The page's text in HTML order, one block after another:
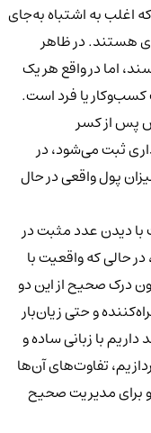
اغلب به اشتباه به‌جای
هستند. در ظاهر
اما در واقع هر یک
یا فرد است.
پس از کسر
ثبت می‌شود، در
پول واقعی در حال
دیدن عدد مثبت در
حالی که واقعیت با
درک صحیح از این دو
و حتی زیان‌بار
با زبانی ساده و
تفاوت‌های آن‌ها
برای مدیریت صحیح